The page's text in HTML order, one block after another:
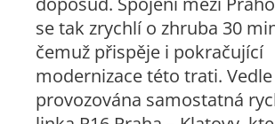
se tak zrychlí o zhruba 30
čemuž přispěje i pokračující
modernizace této trati.
provozována samostatná